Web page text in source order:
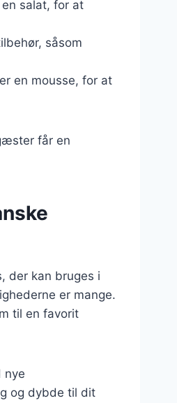
salat, for at
såsom
en mousse, for at
får en
der kan bruges i
er mange.
til en favorit
nye
og dybde til dit